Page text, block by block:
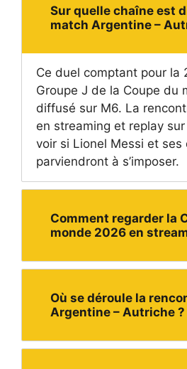
Sur quelle chaîne est
match Argentine –
Ce duel comptant pour la
Groupe J de la Coupe du
diffusé sur M6. La
en streaming et replay
voir si Lionel Messi et ses
parviendront à s’imposer.
Comment regarder la
monde 2026 en
Où se déroule la
Argentine – Autriche ?